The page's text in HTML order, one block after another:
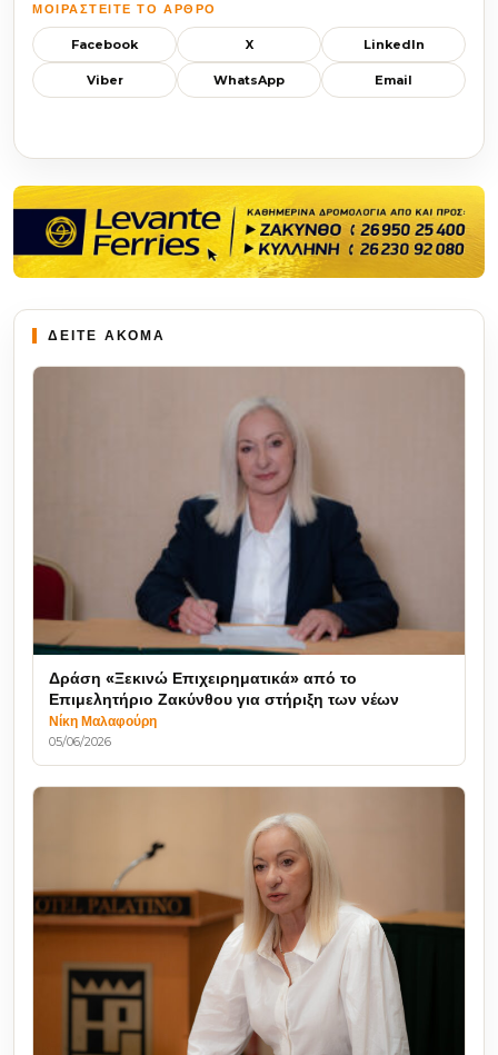
ΜΟΙΡΑΣΤΕΊΤΕ ΤΟ ΆΡΘΡΟ
Facebook X LinkedIn
Viber WhatsApp Email
ΔΕΙΤΕ ΑΚΟΜΑ
Δράση «Ξεκινώ Επιχειρηματικά» από το
Επιμελητήριο Ζακύνθου για στήριξη των νέων
Νίκη Μαλαφούρη
05/06/2026